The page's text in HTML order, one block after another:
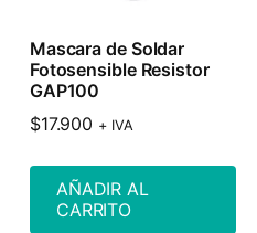
Mascara de Soldar
Fotosensible Resistor
GAP100
$17.900 + IVA
AÑADIR AL
CARRITO